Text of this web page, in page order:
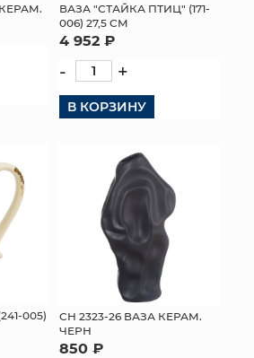
ОПТОВЫМ КЛИЕНТАМ
ДОСТАВКА И ОПЛАТА
КОНТАКТЫ
ВАЗА "СТАЙКА ПТИЦ" (171-
006) 27,5 СМ
4 952 ₽
- +
В КОРЗИНУ
005)
СН 2323-26 ВАЗА КЕРАМ.
ЧЕРН
850 ₽